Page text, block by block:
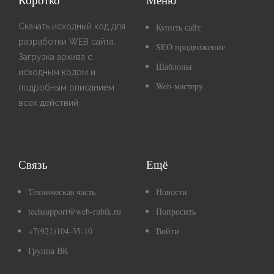
Скачать исходный код для
разработки WEB сайта.
Загрузка архива с
исходным кодом и
подробным описанием
всех действий.
Купить сайт
SEO продвижение
Шаблоны
Web-мастеру
Связь
Техническая часть
techsupport@web-rubik.ru
+7(921)104-35-10
Группа ВК
Ещё
Новости
Попросить
Войти